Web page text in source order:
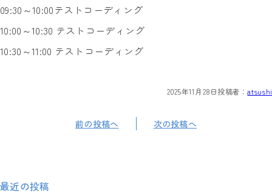
09:30～10:00テストコーディング
10:00～10:30 テストコーディング
10:30～11:00 テストコーディング
2025年11月28日投稿者：atsushi
前の投稿へ 次の投稿へ
最近の投稿